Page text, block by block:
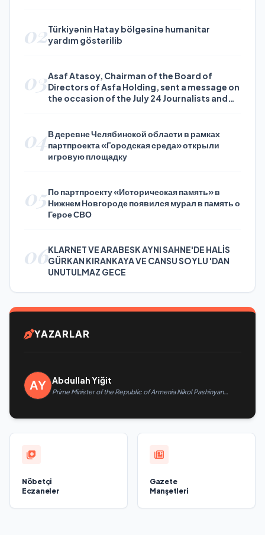
02Türkiyənin Hatay bölgəsinə humanitar
yardım göstərilib
03Asaf Atasoy, Chairman of the Board of
Directors of Asfa Holding, sent a message on
the occasion of the July 24 Journalists and
04В деревне Челябинской области в рамках
партпроекта «Городская среда» открыли
игровую площадку
05По партпроекту «Историческая память» в
Нижнем Новгороде появился мурал в память о
Герое СВО
06KLARNET VE ARABESK AYNI SAHNE'DE HALİS
GÜRKAN KIRANKAYA VE CANSU SOYLU 'DAN
UNUTULMAZ GECE
YAZARLAR
Abdullah Yiğit
Prime Minister of the Republic of Armenia Nikol Pashinyan
Nöbetçi
Eczaneler
Gazete
Manşetleri